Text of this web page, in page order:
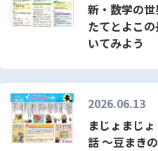
新・数学の
たてとよこ
いてみよう
2026.06.13
まじょまじ
話 ～豆まき